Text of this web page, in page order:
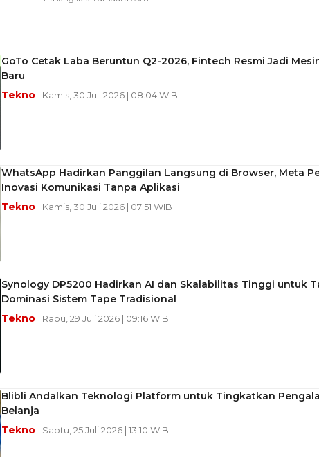
GoTo Cetak Laba Beruntun Q2-2026, Fintech Resmi Jadi
Baru
Tekno | Kamis, 30 Juli 2026 | 08:04 WIB
WhatsApp Hadirkan Panggilan Langsung di Browser, Meta
Inovasi Komunikasi Tanpa Aplikasi
Tekno | Kamis, 30 Juli 2026 | 07:51 WIB
Synology DP5200 Hadirkan AI dan Skalabilitas Tinggi untuk
Dominasi Sistem Tape Tradisional
Tekno | Rabu, 29 Juli 2026 | 09:16 WIB
Blibli Andalkan Teknologi Platform untuk Tingkatkan
Belanja
Tekno | Sabtu, 25 Juli 2026 | 13:10 WIB